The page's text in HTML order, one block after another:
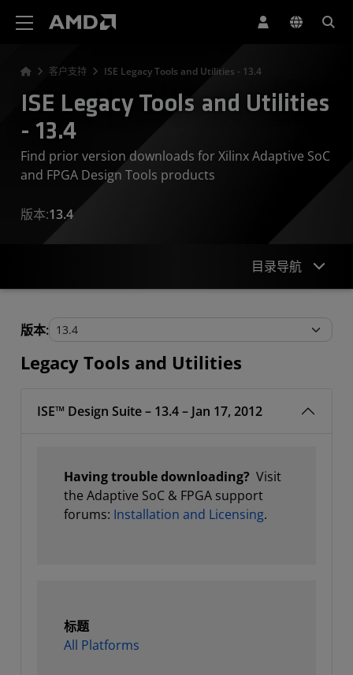
客户支持 ISE Legacy Tools and Utilities - 13.4
ISE Legacy Tools and Utilities
- 13.4
Find prior version downloads for Xilinx Adaptive SoC
and FPGA Design Tools products
版本:13.4
目录导航
Legacy Tools and Utilities
版本:
Legacy Tools and Utilities
ISE™ Design Suite – 13.4 – Jan 17, 2012
Having trouble downloading? Visit
the Adaptive SoC & FPGA support
forums: Installation and Licensing.
标题
All Platforms